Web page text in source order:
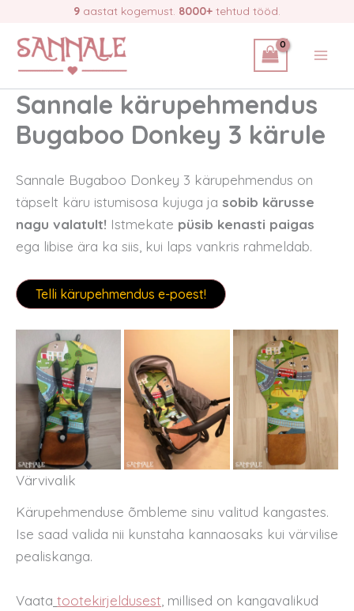
content
9 aastat kogemust. 8000+ tehtud tööd.
Sannale kärupehmendus
Bugaboo Donkey 3 kärule
Sannale Bugaboo Donkey 3 kärupehmendus on
täpselt käru istumisosa kujuga ja sobib kärusse
nagu valatult! Istmekate püsib kenasti paigas
ega libise ära ka siis, kui laps vankris rahmeldab.
Telli kärupehmendus e-poest!
Värvivalik
Kärupehmenduse õmbleme sinu valitud kangastes.
Ise saad valida nii kunstaha kannaosaks kui värvilise
pealiskanga.
Vaata tootekirjeldusest , millised on kangavalikud